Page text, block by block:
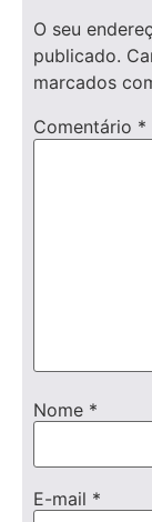
O seu
publicado.
marcados
Comentário *
Nome *
E-mail *